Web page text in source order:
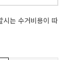
는 수거비용이 따